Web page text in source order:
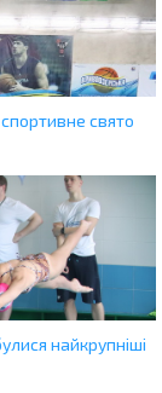
свято
найкрупніші